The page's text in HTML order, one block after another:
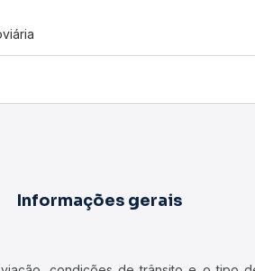
Informações gerais